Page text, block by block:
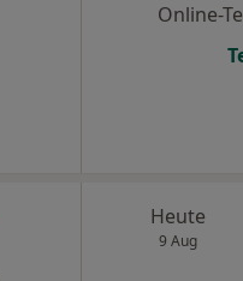
Online-
Heute
9 Aug